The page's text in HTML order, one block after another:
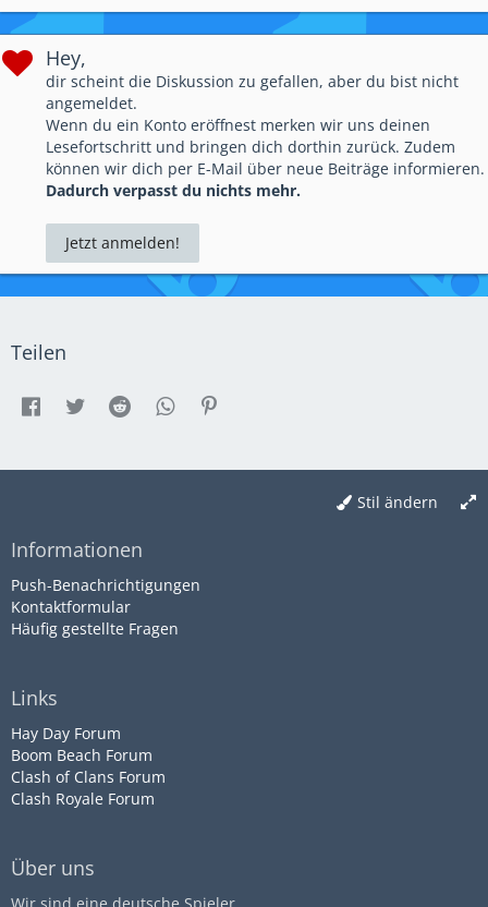
Hey,
dir scheint die Diskussion zu gefallen, aber du bist nicht
angemeldet.
Wenn du ein Konto eröffnest merken wir uns deinen
Lesefortschritt und bringen dich dorthin zurück. Zudem
können wir dich per E-Mail über neue Beiträge informieren.
Dadurch verpasst du nichts mehr.
Jetzt anmelden!
Teilen
Stil ändern
Informationen
Push-Benachrichtigungen
Kontaktformular
Häufig gestellte Fragen
Links
Hay Day Forum
Boom Beach Forum
Clash of Clans Forum
Clash Royale Forum
Über uns